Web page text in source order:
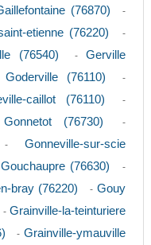
(76870) -
etienne (76220) -
(76540) -Gerville
Goderville (76110) -
caillot (76110) -
Gonnetot (76730) -
Gonneville-sur-scie
Gouchaupre (76630) -
bray (76220) -Gouy
-Grainville-la-teinturiere
-Grainville-ymauville